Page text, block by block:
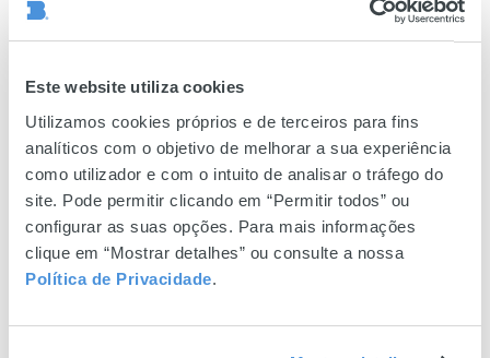
Este website utiliza cookies
Utilizamos cookies próprios e de terceiros para fins
analíticos com o objetivo de melhorar a sua experiência
como utilizador e com o intuito de analisar o tráfego do
site. Pode permitir clicando em “Permitir todos” ou
configurar as suas opções. Para mais informações
clique em “Mostrar detalhes” ou consulte a nossa
Política de Privacidade.